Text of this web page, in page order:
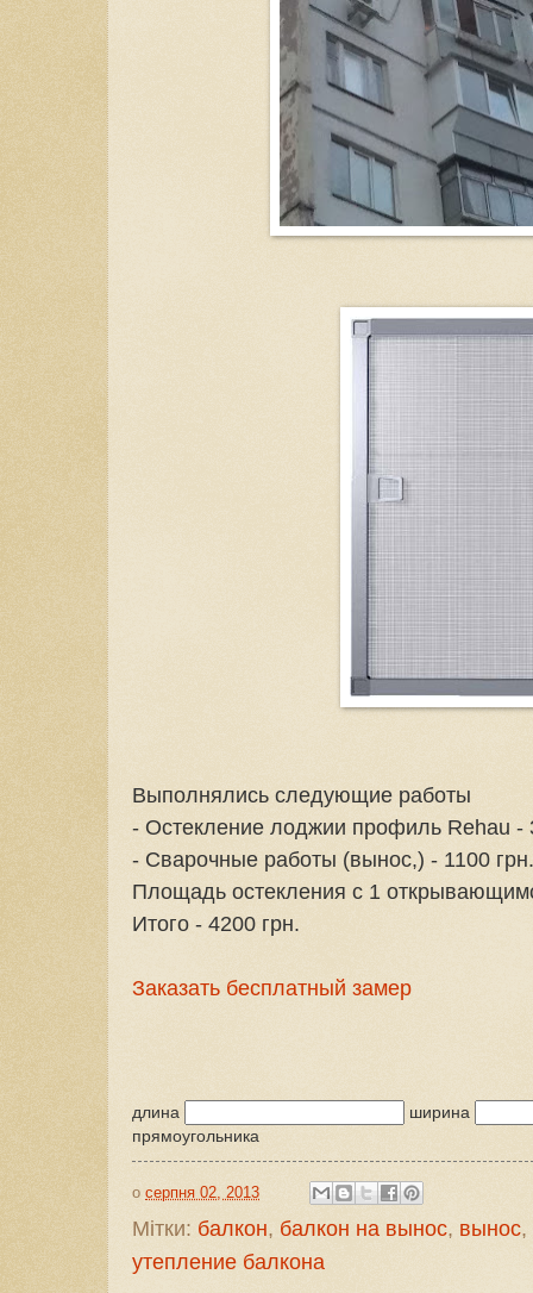
Выполнялись следующие работы
- Остекление лоджии профиль Rehau -
- Сварочные работы (вынос,) - 1100 грн.
Площадь остекления с 1
Итого - 4200 грн.
Заказать бесплатный замер
длина
ширина
прямоугольника
о серпня 02, 2013
Мітки: балкон, балкон на вынос, вынос,
утепление балкона